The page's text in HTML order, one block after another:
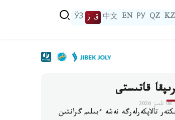
KZ
QZ
РУ
EN
中文 ق ز ЎЗ
قاتىستى
تالاپكەرلەرگە نەشە ءبىلىم گرانتىن